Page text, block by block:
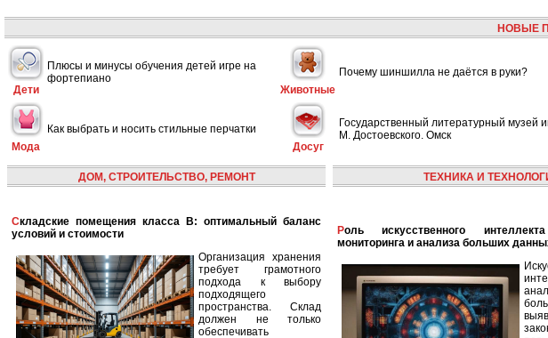
НОВЫЕ
Дети
Плюсы и минусы обучения детей игре на
фортепиано
Животные
Почему шиншилла не даётся в руки?
Мода
Как выбрать и носить стильные перчатки
Досуг
Государственный литературный музей
М. Достоевского. Омск
ДОМ, СТРОИТЕЛЬСТВО, РЕМОНТ
Складские помещения класса B: оптимальный баланс
условий и стоимости
Организация хранения
требует грамотного
подхода к выбору
подходящего
пространства. Склад
должен не только
обеспечивать
ТЕХНИКА И
Роль искусственного интеллекта в улучшении
мониторинга и анализа больших